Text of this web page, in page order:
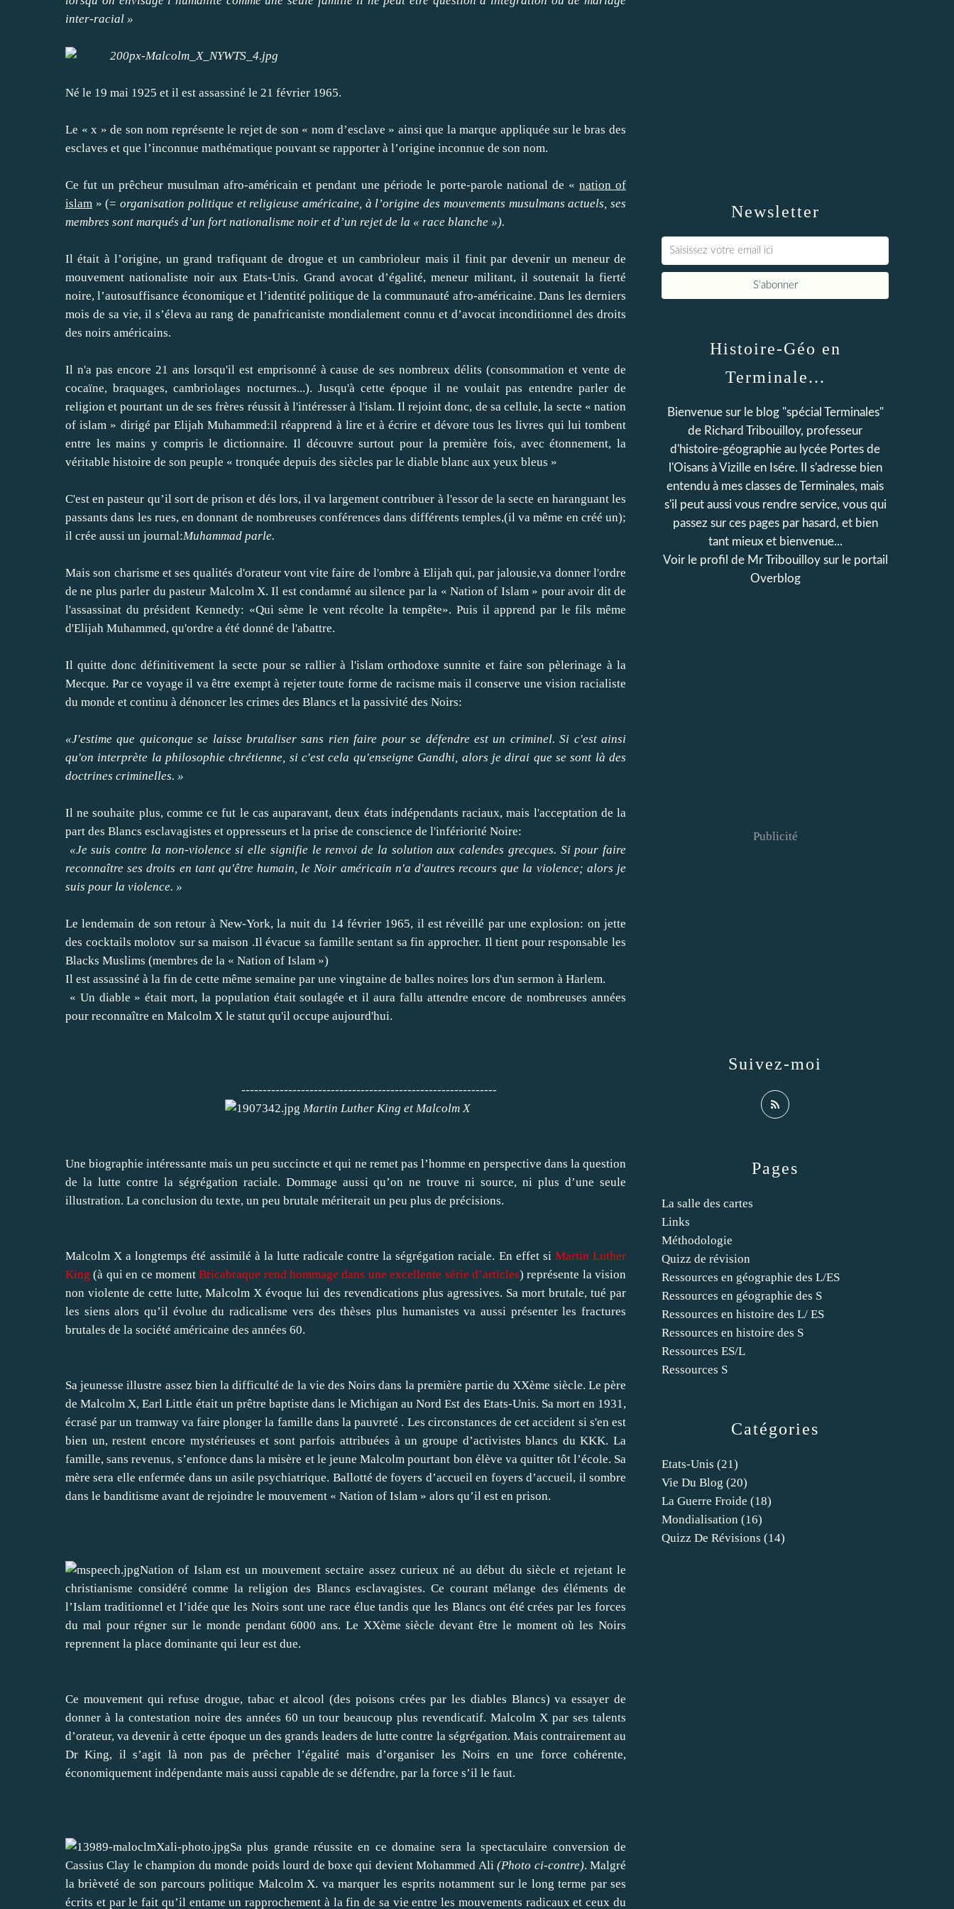
inter-racial »
Né le 19 mai 1925 et il est assassiné le 21 février 1965.
Le « x » de son nom représente le rejet de son « nom d’esclave » ainsi que la marque appliquée sur le bras des
esclaves et que l’inconnue mathématique pouvant se rapporter à l’origine inconnue de son nom.
Ce fut un prêcheur musulman afro-américain et pendant une période le porte-parole national de « nation of
islam » (=organisation politique et religieuse américaine, à l’origine des mouvements musulmans actuels, ses
membres sont marqués d’un fort nationalisme noir et d’un rejet de la « race blanche »).
Il était à l’origine, un grand trafiquant de drogue et un cambrioleur mais il finit par devenir un meneur de
mouvement nationaliste noir aux Etats-Unis. Grand avocat d’égalité, meneur militant, il soutenait la fierté
noire, l’autosuffisance économique et l’identité politique de la communauté afro-américaine. Dans les derniers
mois de sa vie, il s’éleva au rang de panafricaniste mondialement connu et d’avocat inconditionnel des droits
des noirs américains.
Il n'a pas encore 21 ans lorsqu'il est emprisonné à cause de ses nombreux délits (consommation et vente de
cocaïne, braquages, cambriolages nocturnes...). Jusqu'à cette époque il ne voulait pas entendre parler de
religion et pourtant un de ses frères réussit à l'intéresser à l'islam. Il rejoint donc, de sa cellule, la secte « nation
of islam » dirigé par Elijah Muhammed:il réapprend à lire et à écrire et dévore tous les livres qui lui tombent
entre les mains y compris le dictionnaire. Il découvre surtout pour la première fois, avec étonnement, la
véritable histoire de son peuple « tronquée depuis des siècles par le diable blanc aux yeux bleus »
C'est en pasteur qu’il sort de prison et dés lors, il va largement contribuer à l'essor de la secte en haranguant les
passants dans les rues, en donnant de nombreuses conférences dans différents temples,(il va même en créé un);
il crée aussi un journal:Muhammad parle.
Mais son charisme et ses qualités d'orateur vont vite faire de l'ombre à Elijah qui, par jalousie,va donner l'ordre
de ne plus parler du pasteur Malcolm X. Il est condamné au silence par la « Nation of Islam » pour avoir dit de
l'assassinat du président Kennedy: «Qui sème le vent récolte la tempête». Puis il apprend par le fils même
d'Elijah Muhammed, qu'ordre a été donné de l'abattre.
Il quitte donc définitivement la secte pour se rallier à l'islam orthodoxe sunnite et faire son pèlerinage à la
Mecque. Par ce voyage il va être exempt à rejeter toute forme de racisme mais il conserve une vision racialiste
du monde et continu à dénoncer les crimes des Blancs et la passivité des Noirs:
«J'estime que quiconque se laisse brutaliser sans rien faire pour se défendre est un criminel. Si c'est ainsi
qu'on interprète la philosophie chrétienne, si c'est cela qu'enseigne Gandhi, alors je dirai que se sont là des
doctrines criminelles. »
Il ne souhaite plus, comme ce fut le cas auparavant, deux états indépendants raciaux, mais l'acceptation de la
part des Blancs esclavagistes et oppresseurs et la prise de conscience de l'infériorité Noire:
«Je suis contre la non-violence si elle signifie le renvoi de la solution aux calendes grecques. Si pour faire
reconnaître ses droits en tant qu'être humain, le Noir américain n'a d'autres recours que la violence; alors je
suis pour la violence. »
Le lendemain de son retour à New-York, la nuit du 14 février 1965, il est réveillé par une explosion: on jette
des cocktails molotov sur sa maison .Il évacue sa famille sentant sa fin approcher. Il tient pour responsable les
Blacks Muslims (membres de la « Nation of Islam »)
Il est assassiné à la fin de cette même semaine par une vingtaine de balles noires lors d'un sermon à Harlem.
« Un diable » était mort, la population était soulagée et il aura fallu attendre encore de nombreuses années
pour reconnaître en Malcolm X le statut qu'il occupe aujourd'hui.
------------------------------------------------------------
Martin Luther King et Malcolm X
Une biographie intéressante mais un peu succincte et qui ne remet pas l’homme en perspective dans la question
de la lutte contre la ségrégation raciale. Dommage aussi qu’on ne trouve ni source, ni plus d’une seule
illustration. La conclusion du texte, un peu brutale mériterait un peu plus de précisions.
Malcolm X a longtemps été assimilé à la lutte radicale contre la ségrégation raciale. En effet si Martin Luther
King (à qui en ce momentBricabraque rend hommage dans une excellente série d’articles) représente la vision
non violente de cette lutte, Malcolm X évoque lui des revendications plus agressives. Sa mort brutale, tué par
les siens alors qu’il évolue du radicalisme vers des thèses plus humanistes va aussi présenter les fractures
brutales de la société américaine des années 60.
Sa jeunesse illustre assez bien la difficulté de la vie des Noirs dans la première partie du XXème siècle. Le père
de Malcolm X, Earl Little était un prêtre baptiste dans le Michigan au Nord Est des Etats-Unis. Sa mort en 1931,
écrasé par un tramway va faire plonger la famille dans la pauvreté . Les circonstances de cet accident si s'en est
bien un, restent encore mystérieuses et sont parfois attribuées à un groupe d’activistes blancs du KKK. La
famille, sans revenus, s’enfonce dans la misère et le jeune Malcolm pourtant bon élève va quitter tôt l’école. Sa
mère sera elle enfermée dans un asile psychiatrique. Ballotté de foyers d’accueil en foyers d’accueil, il sombre
dans le banditisme avant de rejoindre le mouvement « Nation of Islam » alors qu’il est en prison.
Nation of Islam est un mouvement sectaire assez curieux né au début du siècle et rejetant le
christianisme considéré comme la religion des Blancs esclavagistes. Ce courant mélange des éléments de
l’Islam traditionnel et l’idée que les Noirs sont une race élue tandis que les Blancs ont été crées par les forces
du mal pour régner sur le monde pendant 6000 ans. Le XXème siècle devant être le moment où les Noirs
reprennent la place dominante qui leur est due.
Ce mouvement qui refuse drogue, tabac et alcool (des poisons crées par les diables Blancs) va essayer de
donner à la contestation noire des années 60 un tour beaucoup plus revendicatif. Malcolm X par ses talents
d’orateur, va devenir à cette époque un des grands leaders de lutte contre la ségrégation. Mais contrairement au
Dr King, il s’agit là non pas de prêcher l’égalité mais d’organiser les Noirs en une force cohérente,
économiquement indépendante mais aussi capable de se défendre, par la force s’il le faut.
Sa plus grande réussite en ce domaine sera la spectaculaire conversion de
Cassius Clay le champion du monde poids lourd de boxe qui devient Mohammed Ali(Photo ci-contre). Malgré
la brièveté de son parcours politique Malcolm X. va marquer les esprits notamment sur le long terme par ses
écrits et par le fait qu’il entame un rapprochement à la fin de sa vie entre les mouvements radicaux et ceux du
Newsletter
Catégories
Etats-Unis (21)
Vie Du Blog (20)
La Guerre Froide (18)
Mondialisation (16)
Quizz De Révisions (14)
Pages
La salle des cartes
Links
Méthodologie
Quizz de révision
Ressources en géographie des L/ES
Ressources en géographie des S
Ressources en histoire des L/ ES
Ressources en histoire des S
Ressources ES/L
Ressources S
Histoire-Géo en
Terminale...
Bienvenue sur le blog "spécial Terminales"
de Richard Tribouilloy, professeur
d'histoire-géographie au lycée Portes de
l'Oisans à Vizille en Isére. Il s'adresse bien
entendu à mes classes de Terminales, mais
s'il peut aussi vous rendre service, vous qui
passez sur ces pages par hasard, et bien
tant mieux et bienvenue...
Voir le profil de Mr Tribouilloysur le portail
Overblog
Suivez-moi
Publicité